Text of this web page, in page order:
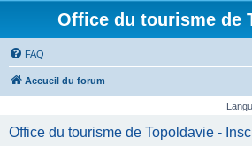
Office du tourisme de
FAQ
Accueil du forum
Office du tourisme de Topoldavie -